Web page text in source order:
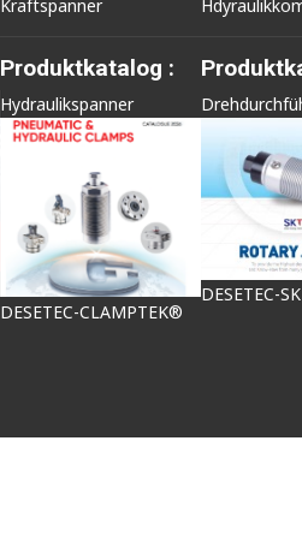
Kraftspanner
Produktkatalog :
Hydraulikspanner
DESETEC-CLAMPTEK®
DESETEC-